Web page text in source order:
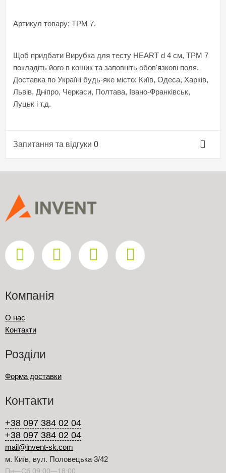
Артикул товару: TPM 7.
Щоб придбати Вирубка для тесту HEART d 4 см, TPM 7
покладіть його в кошик та заповніть обов'язкові поля.
Доставка по Україні будь-яке місто: Київ, Одеса, Харків,
Львів, Дніпро, Черкаси, Полтава, Івано-Франківськ,
Луцьк і т.д.
Запитання та відгуки 0
Компанія
О нас
Контакти
Розділи
Форма доставки
Контакти
+38 097 384 02 04
+38 097 384 02 04
mail@invent-sk.com
м. Київ, вул. Половецька 3/42
Пн—Сб 09:00—18:00